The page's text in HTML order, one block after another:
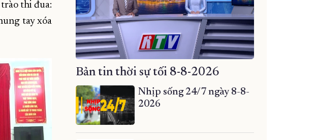
thi đua:
tay xóa
Bản tin thời sự tối 8-8-2026
Nhịp sống 24/7 ngày 8-8-
2026